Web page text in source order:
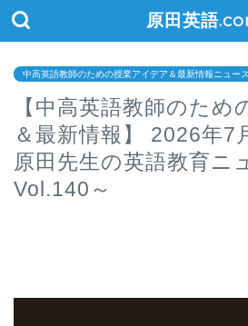
原田英語
中高英語教師のための授業アイデア＆最新情報ニュー
【中高英語教師のため
＆最新情報】 2026年7
原田先生の英語教育ニ
Vol.140～